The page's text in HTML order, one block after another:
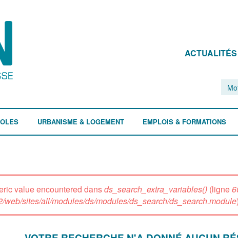
ACTUALITÉS
URBANISME & LOGEMENT EMPLOIS & FORMATIONS
value encountered dansds_search_extra_variables() (ligne
sites/all/modules/ds/modules/ds_search/ds_search.module